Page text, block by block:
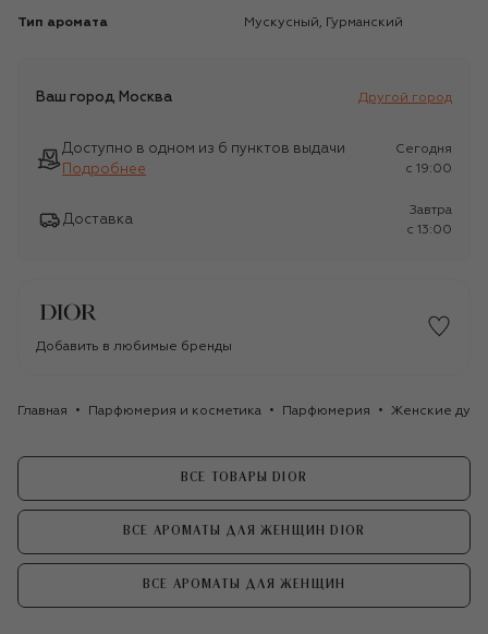
Тип аромата Мускусный, Гурманский
Ваш город Москва Другой город
Доступно в одном из 6 пунктов выдачи
Подробнее
Сегодня
c 19:00
Доставка
Завтра
c 13:00
Добавить в любимые бренды
Главная Парфюмерия и косметика Парфюмерия Женские духи
ВСЕ ТОВАРЫ DIOR
ВСЕ АРОМАТЫ ДЛЯ ЖЕНЩИН DIOR
ВСЕ АРОМАТЫ ДЛЯ ЖЕНЩИН